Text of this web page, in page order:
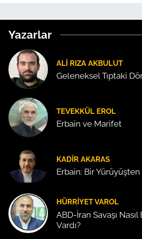
Yazarlar
ALI RIZA AKBULUT
Geleneksel Tıptaki
TEVEKKÜL EROL
Erbain ve Marifet
KADIR AKARAS
Erbain: Bir Yürüyüşten
HÜRRIYET VAROL
ABD-İran Savaşı
Vardı?